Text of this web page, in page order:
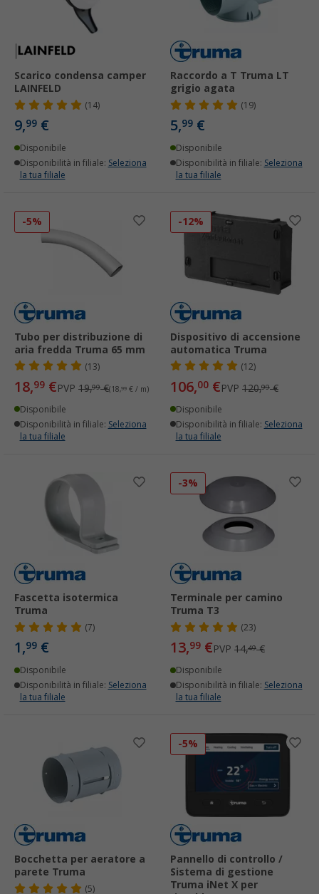
Scarico condensa camper
LAINFELD
(14)
9,99 €
Disponibile
Disponibilità in filiale: Seleziona
la tua filiale
Raccordo a T Truma LT
grigio agata
(19)
5,99 €
Disponibile
Disponibilità in filiale: Seleziona
la tua filiale
-5%
Tubo per distribuzione di
aria fredda Truma 65 mm
(13)
18,99 €PVP 19,99€(18,99 € / m)
Disponibile
Disponibilità in filiale: Seleziona
la tua filiale
-12%
Dispositivo di accensione
automatica Truma
(12)
106,00 €PVP 120,99€
Disponibile
Disponibilità in filiale: Seleziona
la tua filiale
Fascetta isotermica
Truma
(7)
1,99 €
Disponibile
Disponibilità in filiale: Seleziona
la tua filiale
-3%
Terminale per camino
Truma T3
(23)
13,99 €PVP 14,49€
Disponibile
Disponibilità in filiale: Seleziona
la tua filiale
Bocchetta per aeratore a
parete Truma
(5)
-5%
Pannello di controllo /
Sistema di gestione
Truma iNet X per